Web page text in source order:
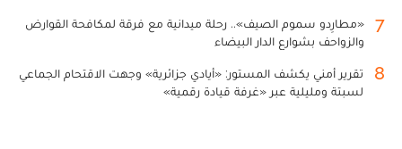
7
«مطارِدو سموم الصيف».. رحلة ميدانية مع فرقة لمكافحة القوارض
والزواحف بشوارع الدار البيضاء
8
تقرير أمني يكشف المستور: «أيادي جزائرية» وجهت الاقتحام الجماعي
لسبتة ومليلية عبر «غرفة قيادة رقمية»